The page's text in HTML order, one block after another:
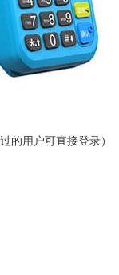
的用户可直接登录）